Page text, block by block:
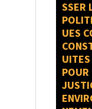
SSER
UES
UITES
POUR